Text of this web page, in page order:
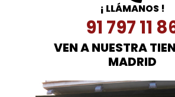
¡ LLÁMANOS !
91 797 11
VEN A NUESTRA
MADRID